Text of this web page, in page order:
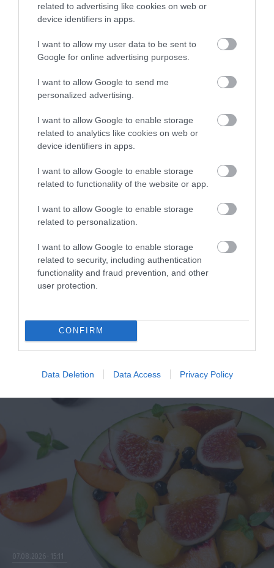
related to advertising like cookies on web or
device identifiers in apps.
I want to allow my user data to be sent to
Google for online advertising purposes.
I want to allow Google to send me
personalized advertising.
I want to allow Google to enable storage
related to analytics like cookies on web or
device identifiers in apps.
I want to allow Google to enable storage
related to functionality of the website or app.
I want to allow Google to enable storage
related to personalization.
I want to allow Google to enable storage
related to security, including authentication
functionality and fraud prevention, and other
user protection.
CONFIRM
Data Deletion Data Access Privacy Policy
ΦΑΡΜΑΚΑ
mRNA: Οι εμβολιασμένοι πεθαίνουν
πλέον στις ΗΠΑ από COVID-19
KΑΡΔΙΑ
Ποιοι είναι οι φυσιολογικοί καρδιακοί
ΠΕΡΙΣΣΟΤΕΡΑ
07.08.2026 15:11